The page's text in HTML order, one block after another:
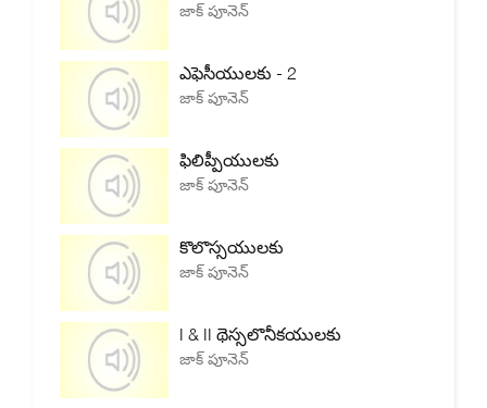
జాక్ పూనెన్
ఎఫెసీయులకు - 2
జాక్ పూనెన్
ఫిలిప్పీయులకు
జాక్ పూనెన్
కొలొస్సయులకు
జాక్ పూనెన్
I & II థెస్సలొనీకయులకు
జాక్ పూనెన్